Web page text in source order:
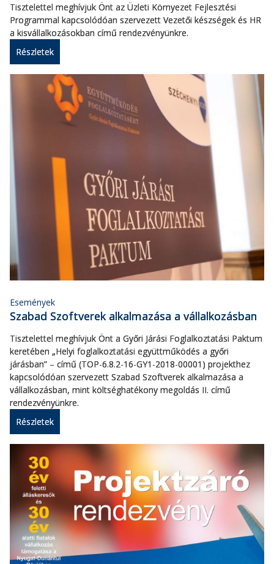
Tisztelettel meghívjuk Önt az Üzleti Környezet Fejlesztési
Programmal kapcsolódóan szervezett Vezetői készségek és HR
a kisvállalkozásokban című rendezvényünkre.
Részletek
Események
Szabad Szoftverek alkalmazása a vállalkozásban
Tisztelettel meghívjuk Önt a Győri Járási Foglalkoztatási Paktum
keretében „Helyi foglalkoztatási együttműködés a győri
járásban” – című (TOP-6.8.2-16-GY1-2018-00001) projekthez
kapcsolódóan szervezett Szabad Szoftverek alkalmazása a
vállalkozásban, mint költséghatékony megoldás II. című
rendezvényünkre.
Részletek